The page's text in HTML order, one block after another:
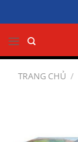
dung
TRANG CHỦ /